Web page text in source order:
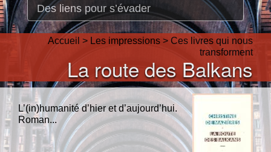
Des liens pour s’évader
Accueil > Les impressions > Ces livres qui nous
transforment
La route des Balkans
L’(in)humanité d’hier et d’aujourd’hui.
Roman...